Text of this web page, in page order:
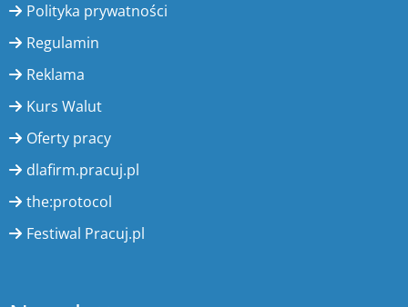
Polityka prywatności
Regulamin
Reklama
Kurs Walut
Oferty pracy
dlafirm.pracuj.pl
the:protocol
Festiwal Pracuj.pl